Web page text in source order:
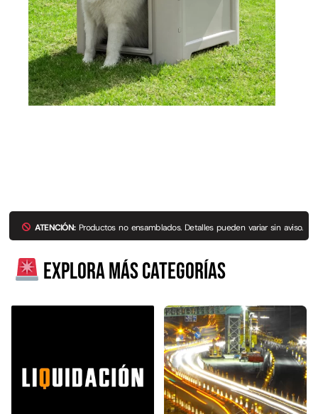
ATENCIÓN:Productos no ensamblados. Detalles pueden variar sin aviso.
Explora más categorías